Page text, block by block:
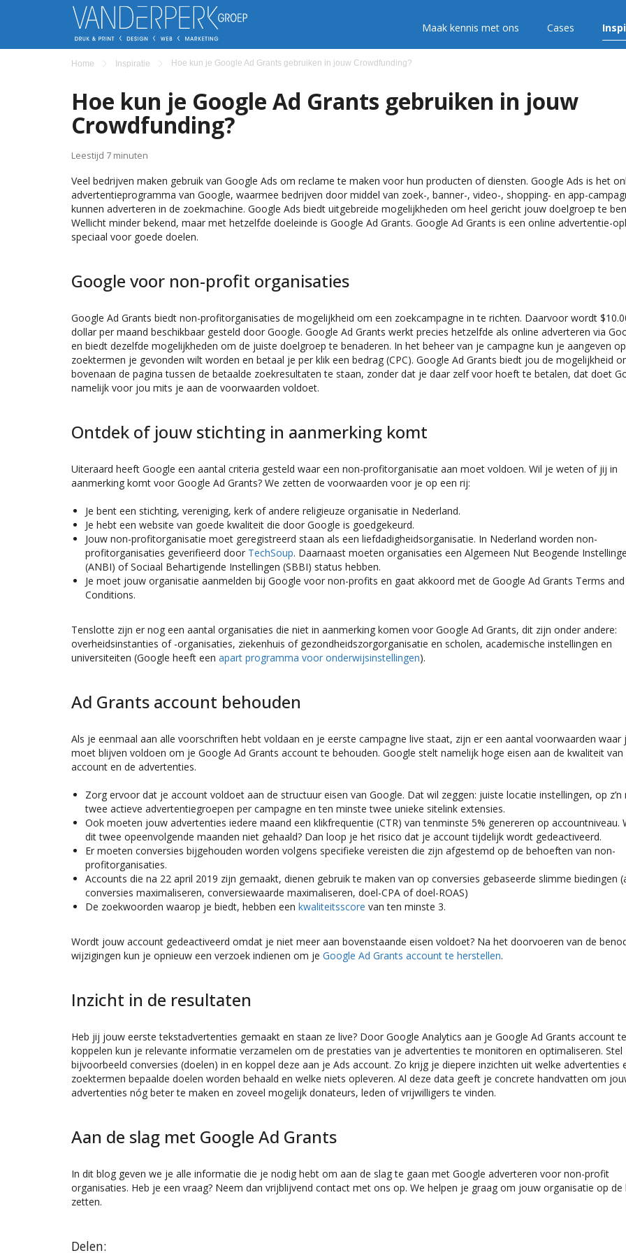
Maak kennis met ons Cases
Home Inspiratie Hoe kun je Google Ad Grants gebruiken in jouw Crowdfunding?
Hoe kun je Google Ad Grants gebruiken in jouw
Crowdfunding?
Leestijd 7 minuten
Veel bedrijven maken gebruik van Google Ads om reclame te maken voor hun producten of diensten. Google Ads is het
advertentieprogramma van Google, waarmee bedrijven door middel van zoek-, banner-, video-, shopping- en app-
kunnen adverteren in de zoekmachine. Google Ads biedt uitgebreide mogelijkheden om heel gericht jouw doelgroep te
Wellicht minder bekend, maar met hetzelfde doeleinde is Google Ad Grants. Google Ad Grants is een online advertentie-
speciaal voor goede doelen.
Google voor non-profit organisaties
Google Ad Grants biedt non-profitorganisaties de mogelijkheid om een zoekcampagne in te richten. Daarvoor wordt
dollar per maand beschikbaar gesteld door Google. Google Ad Grants werkt precies hetzelfde als online adverteren via
en biedt dezelfde mogelijkheden om de juiste doelgroep te benaderen. In het beheer van je campagne kun je aangeven
zoektermen je gevonden wilt worden en betaal je per klik een bedrag (CPC). Google Ad Grants biedt jou de mogelijkheid
bovenaan de pagina tussen de betaalde zoekresultaten te staan, zonder dat je daar zelf voor hoeft te betalen, dat doet
namelijk voor jou mits je aan de voorwaarden voldoet.
Ontdek of jouw stichting in aanmerking komt
Uiteraard heeft Google een aantal criteria gesteld waar een non-profitorganisatie aan moet voldoen. Wil je weten of jij in
aanmerking komt voor Google Ad Grants? We zetten de voorwaarden voor je op een rij:
Je bent een stichting, vereniging, kerk of andere religieuze organisatie in Nederland.
Je hebt een website van goede kwaliteit die door Google is goedgekeurd.
Jouw non-profitorganisatie moet geregistreerd staan als een liefdadigheidsorganisatie. In Nederland worden non-
profitorganisaties geverifieerd door TechSoup. Daarnaast moeten organisaties een Algemeen Nut Beogende
(ANBI) of Sociaal Behartigende Instellingen (SBBI) status hebben.
Je moet jouw organisatie aanmelden bij Google voor non-profits en gaat akkoord met de Google Ad Grants Terms and
Conditions.
Tenslotte zijn er nog een aantal organisaties die niet in aanmerking komen voor Google Ad Grants, dit zijn onder andere:
overheidsinstanties of -organisaties, ziekenhuis of gezondheidszorgorganisatie en scholen, academische instellingen en
universiteiten (Google heeft een apart programma voor onderwijsinstellingen).
Ad Grants account behouden
Als je eenmaal aan alle voorschriften hebt voldaan en je eerste campagne live staat, zijn er een aantal voorwaarden waar
moet blijven voldoen om je Google Ad Grants account te behouden. Google stelt namelijk hoge eisen aan de kwaliteit van
account en de advertenties.
Zorg ervoor dat je account voldoet aan de structuur eisen van Google. Dat wil zeggen: juiste locatie instellingen, op z’n
twee actieve advertentiegroepen per campagne en ten minste twee unieke sitelink extensies.
Ook moeten jouw advertenties iedere maand een klikfrequentie (CTR) van tenminste 5% genereren op accountniveau.
dit twee opeenvolgende maanden niet gehaald? Dan loop je het risico dat je account tijdelijk wordt gedeactiveerd.
Er moeten conversies bijgehouden worden volgens specifieke vereisten die zijn afgestemd op de behoeften van non-
profitorganisaties.
Accounts die na 22 april 2019 zijn gemaakt, dienen gebruik te maken van op conversies gebaseerde slimme biedingen
conversies maximaliseren, conversiewaarde maximaliseren, doel-CPA of doel-ROAS)
De zoekwoorden waarop je biedt, hebben een kwaliteitsscore van ten minste 3.
Wordt jouw account gedeactiveerd omdat je niet meer aan bovenstaande eisen voldoet? Na het doorvoeren van de
wijzigingen kun je opnieuw een verzoek indienen om je Google Ad Grants account te herstellen.
Inzicht in de resultaten
Heb jij jouw eerste tekstadvertenties gemaakt en staan ze live? Door Google Analytics aan je Google Ad Grants account te
koppelen kun je relevante informatie verzamelen om de prestaties van je advertenties te monitoren en optimaliseren. Stel
bijvoorbeeld conversies (doelen) in en koppel deze aan je Ads account. Zo krijg je diepere inzichten uit welke advertenties
zoektermen bepaalde doelen worden behaald en welke niets opleveren. Al deze data geeft je concrete handvatten om
advertenties nóg beter te maken en zoveel mogelijk donateurs, leden of vrijwilligers te vinden.
Aan de slag met Google Ad Grants
In dit blog geven we je alle informatie die je nodig hebt om aan de slag te gaan met Google adverteren voor non-profit
organisaties. Heb je een vraag? Neem dan vrijblijvend contact met ons op. We helpen je graag om jouw organisatie op de
zetten.
Delen: